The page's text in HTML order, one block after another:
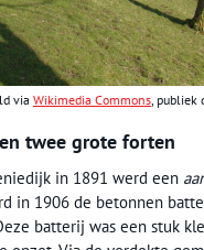
via Wikimedia Commons, publiek
twee grote forten
in 1891 werd een
in 1906 de betonnen
batterij was een stuk